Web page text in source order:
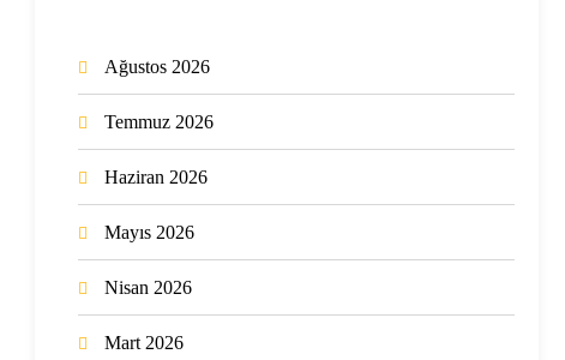
Ağustos 2026
Temmuz 2026
Haziran 2026
Mayıs 2026
Nisan 2026
Mart 2026